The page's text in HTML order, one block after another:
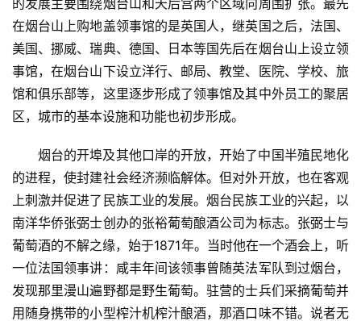
在烟台山上购地盖领事馆的是英国人，继英国之后，法国、
美国、挪威、瑞典、德国、日本等国先后在烟台山上设立领
事馆，在烟台山下设立洋行、邮局、教堂、医院、学校、旅
馆和俱乐部等，这里逐步形成了领事馆及其中外员工的聚居
区，城市的基本设施和功能也初步形成。
烟台的开埠及其他口岸的开放，开始了中国半殖民地化
的进程，使封建社会经济濒临解体。但对外开放，也在客观
上刺激并促进了民族工业的发展。烟台民族工业的兴起，以
南洋华侨张弼士创办的张裕葡萄酿酒公司为标志。张弼士与
葡萄酒的不解之缘，始于1871年。当时他在一个酒会上，听
一位法国领事讲：咸丰年间该领事曾随英法军队到过烟台，
发现那里漫山遍野都是野生葡萄。驻营的士兵们采摘葡萄并
用随身携带的小型榨汁机榨汁酿酒，那酒口味不错。说者无